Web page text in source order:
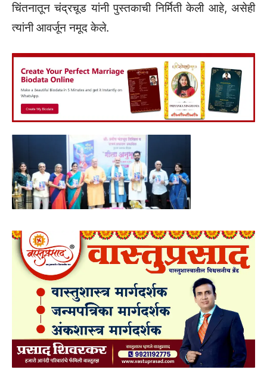
चिंतनातून चंद्रचूड यांनी पुस्तकाची निर्मिती केली आहे, असेही
त्यांनी आवर्जून नमूद केले.